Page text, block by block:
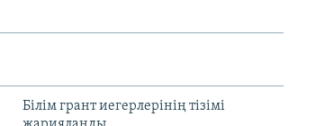
Білім грант иегерлерінің тізімі